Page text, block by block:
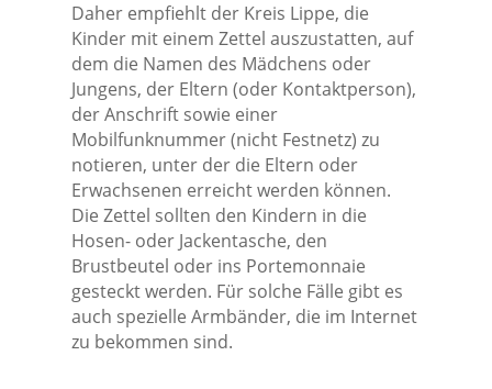
Daher empfiehlt der Kreis Lippe, die
Kinder mit einem Zettel auszustatten, auf
dem die Namen des Mädchens oder
Jungens, der Eltern (oder Kontaktperson),
der Anschrift sowie einer
Mobilfunknummer (nicht Festnetz) zu
notieren, unter der die Eltern oder
Erwachsenen erreicht werden können.
Die Zettel sollten den Kindern in die
Hosen- oder Jackentasche, den
Brustbeutel oder ins Portemonnaie
gesteckt werden. Für solche Fälle gibt es
auch spezielle Armbänder, die im Internet
zu bekommen sind.